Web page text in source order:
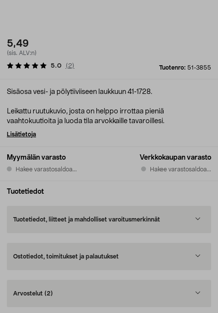
5,49
(sis. ALV:n)
Tuotenro: 51-3855
5.0 ( 2)
Myymälän varasto
Hakee varastosaldoa...
Verkkokaupan varasto
Hakee varastosaldoa...
Sisäosa vesi- ja pölytiiviiseen laukkuun 41-1728.
Leikattu ruutukuvio, josta on helppo irrottaa pieniä
vaahtokuutioita ja luoda tila arvokkaille tavaroillesi.
Lisätietoja
Tuotetiedot
Tuotetiedot, liitteet ja mahdolliset varoitusmerkinnät
Ostotiedot, toimitukset ja palautukset
Arvostelut (2)